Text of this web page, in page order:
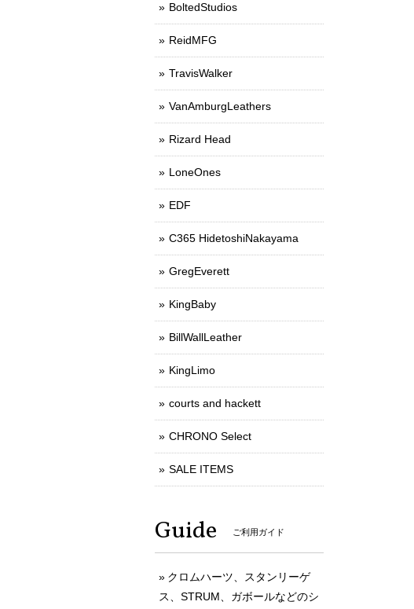
BoltedStudios
ReidMFG
TravisWalker
VanAmburgLeathers
Rizard Head
LoneOnes
EDF
C365 HidetoshiNakayama
GregEverett
KingBaby
BillWallLeather
KingLimo
courts and hackett
CHRONO Select
SALE ITEMS
Guide ご利用ガイド
クロムハーツ、スタンリーゲ
ス、STRUM、ガボールなどのシ